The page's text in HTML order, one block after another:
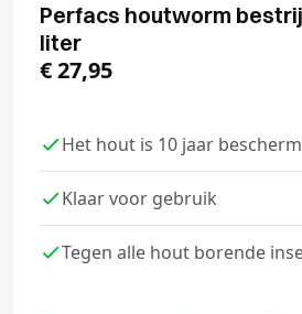
Perfacs houtworm
liter
€27,95
Het hout is 10 jaar
Klaar voor gebruik
Tegen alle hout borende